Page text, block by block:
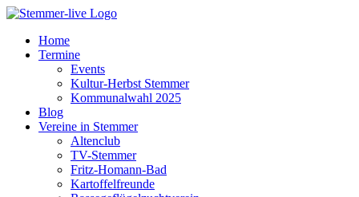
Home
Termine
Events
Kultur-Herbst Stemmer
Kommunalwahl 2025
Blog
Vereine in Stemmer
Altenclub
TV-Stemmer
Fritz-Homann-Bad
Kartoffelfreunde